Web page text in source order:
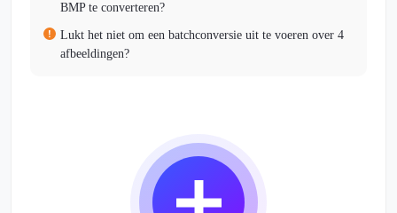
BMP te converteren?
Lukt het niet om een batchconversie uit te voeren over 4
afbeeldingen?